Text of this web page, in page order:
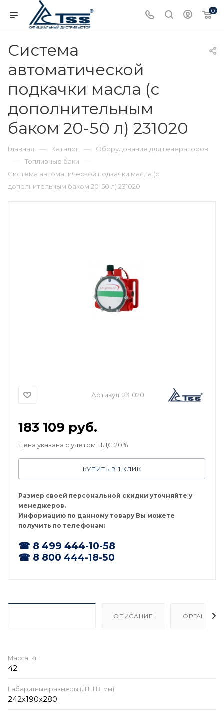
0
Система
автоматической
подкачки масла (с
дополнительным
баком 20-50 л) 231020
Главная — Каталог — Оборудование для генераторов
— Топливные баки —
Система автоматической подкачки масла (с
дополнительным баком 20-50 л) 231020
Артикул: 231020
183 109 руб.
Цена указана с учетом НДС 20%
КУПИТЬ В 1 КЛИК
Размер своей персональной скидки уточняйте у
менеджеров.
Информацию по данному товару Вы можете
получить по телефонам:
☎ 8 499 444-10-58
☎ 8 800 444-18-50
ОПИСАНИЕ
Масса, кг
42
Габаритные размеры (Д;Ш;В; мм)
242х190х280